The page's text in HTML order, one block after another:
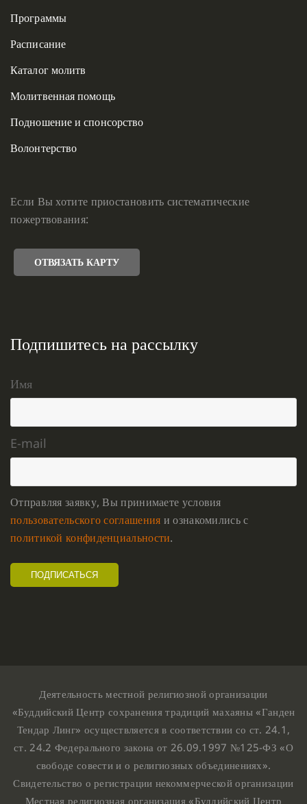
Программы
Расписание
Каталог молитв
Молитвенная помощь
Подношение и спонсорство
Волонтерство
Если Вы хотите приостановить систематические
пожертвования:
ОТВЯЗАТЬ КАРТУ
Подпишитесь на рассылку
Имя
E-mail
Отправляя заявку, Вы принимаете условия
пользовательского соглашения и ознакомились с
политикой конфиденциальности.
Деятельность местной религиозной организации
«Буддийский Центр сохранения традиций махаяны «Ганден
Тендар Линг» осуществляется в соответствии со ст. 24.1,
ст. 24.2 Федерального закона от 26.09.1997 №125-ФЗ «О
свободе совести и о религиозных объединениях».
Свидетельство о регистрации некоммерческой организации
Местная религиозная организация «Буддийский Центр